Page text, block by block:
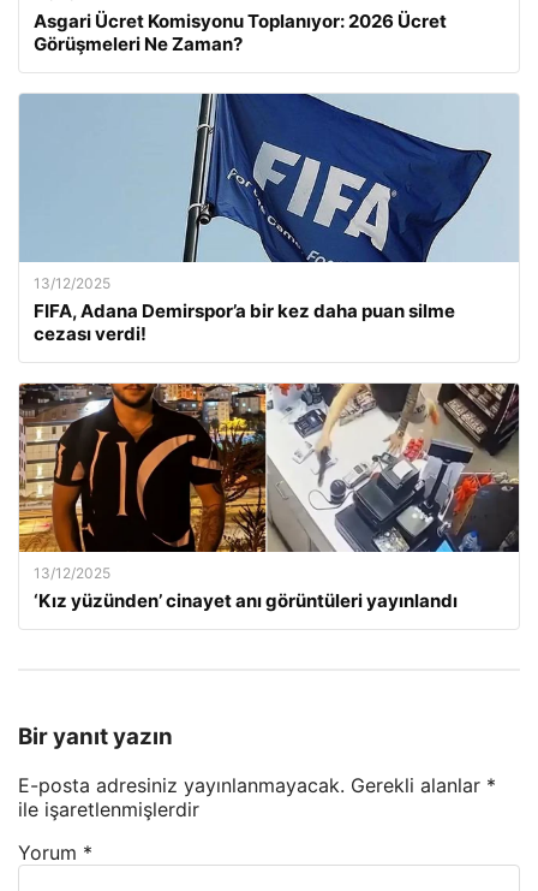
Asgari Ücret Komisyonu Toplanıyor: 2026 Ücret
Görüşmeleri Ne Zaman?
13/12/2025
FIFA, Adana Demirspor’a bir kez daha puan silme
cezası verdi!
13/12/2025
‘Kız yüzünden’ cinayet anı görüntüleri yayınlandı
Bir yanıt yazın
E-posta adresiniz yayınlanmayacak. Gerekli alanlar *
ile işaretlenmişlerdir
Yorum *